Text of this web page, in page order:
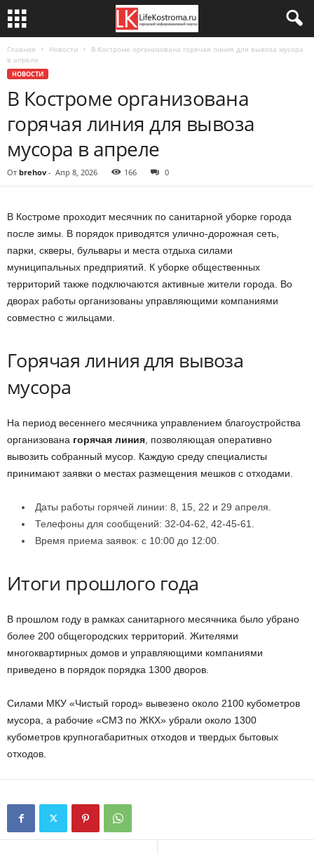
Главная Новости
В Костроме организована горячая линия для вывоза мусора
в апреле
НОВОСТИ
В Костроме организована
горячая линия для вывоза
мусора в апреле
От brehov - Апр 8, 2026 166 0
В Костроме проходит месячник по санитарной уборке города
после зимы. В порядок приводятся улично-дорожная сеть,
парки, скверы, бульвары и места отдыха силами
муниципальных предприятий. К уборке общественных
территорий также подключаются активные жители города. Во
дворах работы организованы управляющими компаниями
совместно с жильцами.
Горячая линия для вывоза
мусора
На период весеннего месячника управлением благоустройства
организована горячая линия , позволяющая оперативно
вывозить собранный мусор. Каждую среду специалисты
принимают заявки о местах размещения мешков с отходами.
Даты работы горячей линии: 8, 15, 22 и 29 апреля.
Телефоны для сообщений: 32-04-62, 42-45-61.
Время приема заявок: с 10:00 до 12:00.
Итоги прошлого года
В прошлом году в рамках санитарного месячника было убрано
более 200 общегородских территорий. Жителями
многоквартирных домов и управляющими компаниями
приведено в порядок порядка 1300 дворов.
Силами МКУ «Чистый город» вывезено около 2100 кубометров
мусора, а рабочие «СМЗ по ЖКХ» убрали около 1300
кубометров крупногабаритных отходов и твердых бытовых
отходов.